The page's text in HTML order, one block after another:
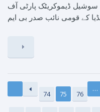
ڈیموکریٹک پارٹی آف
74 75 76
…